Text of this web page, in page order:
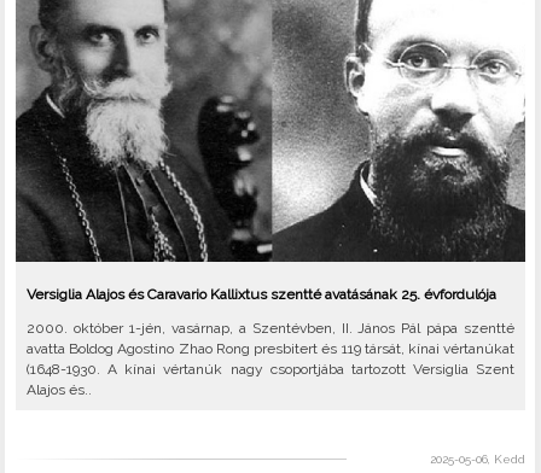
Versiglia Alajos és Caravario Kallixtus szentté avatásának 25. évfordulója
2000. október 1-jén, vasárnap, a Szentévben, II. János Pál pápa szentté
avatta Boldog Agostino Zhao Rong presbitert és 119 társát, kínai vértanúkat
(1648-1930. A kínai vértanúk nagy csoportjába tartozott Versiglia Szent
Alajos és..
2025-05-06, Kedd